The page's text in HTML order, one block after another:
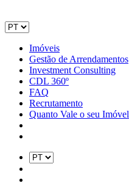
Imóveis
Gestão de Arrendamentos
Investment Consulting
CDL 360º
FAQ
Recrutamento
Quanto Vale o seu Imóvel